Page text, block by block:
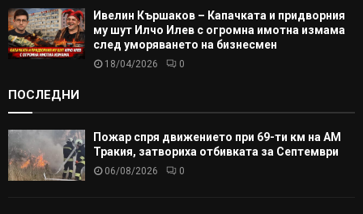
Ивелин Кършаков – Капачката и придворния
му шут Илчо Илев с огромна имотна измама
след уморяването на бизнесмен
18/04/2026 0
ПОСЛЕДНИ
Пожар спря движението при 69-ти км на АМ
Тракия, затвориха отбивката за Септември
06/08/2026 0